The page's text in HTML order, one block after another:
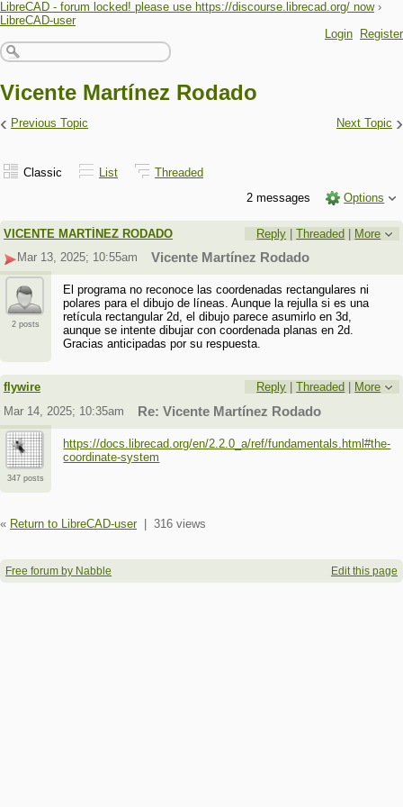
LibreCAD - forum locked! please use https://discourse.librecad.org/ now ›
LibreCAD-user
Login
Register
Vicente Martínez Rodado
‹ Previous Topic Next Topic ›
Classic List
Threaded
2 messages
Options
VICENTE MARTÍNEZ RODADO Reply |Threaded | More
Mar 13, 2025; 10:55am
Vicente Martínez Rodado
2 posts
El programa no reconoce las coordenadas rectangulares ni
polares para el dibujo de líneas. Aunque la rejulla si es una
retícula rectangular 2d, el dibujo parece asumirlo en 3d,
aunque se intente dibujar con coordenada planas en 2d.
Gracias anticipadas por su respuesta.
flywire Reply |Threaded
More
Mar 14, 2025; 10:35am
Re: Vicente Martínez Rodado
347 posts
https://docs.librecad.org/en/2.2.0_a/ref/fundamentals.html#the-
coordinate-system
« Return to LibreCAD-user| 316 views
Free forum by Nabble Edit this page